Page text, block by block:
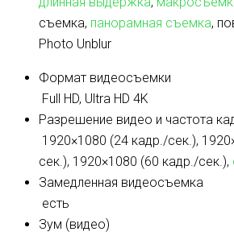
съемка, панорамная съемка,
Photo Unblur
Формат видеосъемки
Full HD, Ultra HD 4K
Разрешение видео и частота
1920×1080 (24 кадр./сек.),
сек.), 1920×1080 (60 кадр./сек.),
Замедленная видеосъемка
есть
Зум (видео)